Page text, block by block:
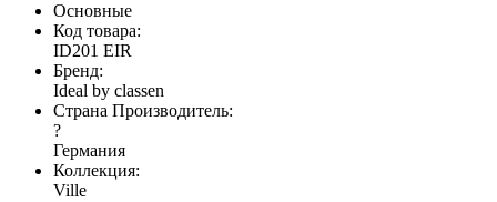
Основные
Код товара:
ID201 EIR
Бренд:
Ideal by classen
Страна Производитель:
?
Германия
Коллекция:
Ville